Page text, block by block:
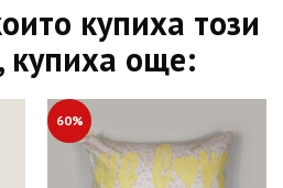
купиха този
купиха още:
60%